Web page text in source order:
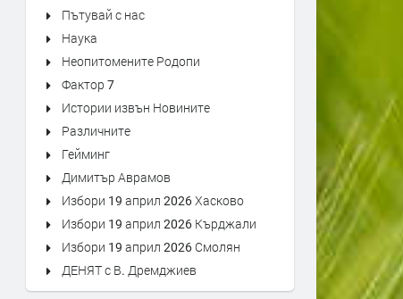
Пътувай с нас
Наука
Неопитомените Родопи
Фактор 7
Истории извън Новините
Различните
Гейминг
Димитър Аврамов
Избори 19 април 2026 Хасково
Избори 19 април 2026 Кърджали
Избори 19 април 2026 Смолян
ДЕНЯТ с В. Дремджиев